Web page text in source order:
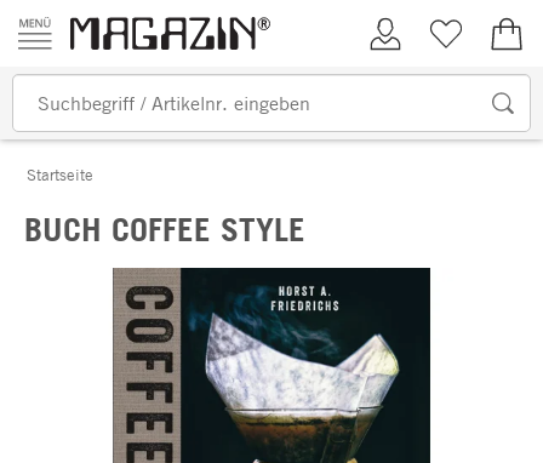
Zum Inhalt springen
Kundenkonto
Merkliste
Startseite
BUCH COFFEE STYLE